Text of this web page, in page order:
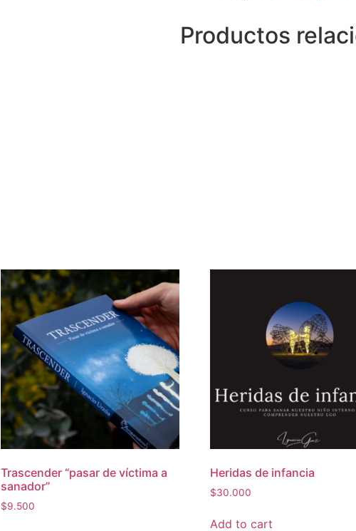
Productos
Trascender “pasar de víctima a
sanador”
$9.500
Heridas de infancia
$30.000
Add to cart